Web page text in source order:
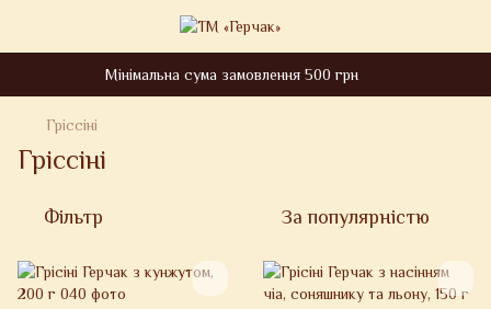
Мінімальна сума замовлення 500 грн
Гріссіні
Гріссіні
Фільтр За популярністю